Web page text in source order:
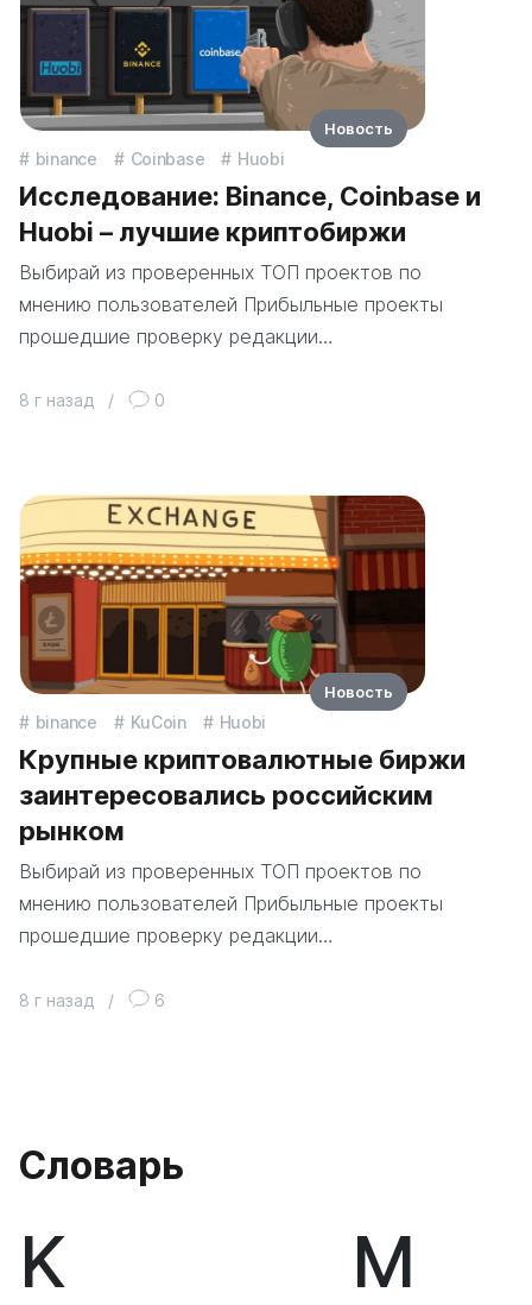
binance Coinbase Huobi
Исследование: Binance, Coinbase и
Huobi – лучшие криптобиржи
Выбирай из проверенных ТОП проектов по
мнению пользователей Прибыльные проекты
прошедшие проверку редакции…
8 г назад / 0
Новость
binance KuCoin Huobi
Крупные криптовалютные биржи
заинтересовались российским
рынком
Выбирай из проверенных ТОП проектов по
мнению пользователей Прибыльные проекты
прошедшие проверку редакции…
8 г назад / 6
Новость
Словарь
K М